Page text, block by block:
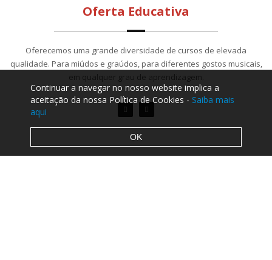
Oferta Educativa
Oferecemos uma grande diversidade de cursos de elevada
qualidade. Para miúdos e graúdos, para diferentes gostos musicais,
em qualquer grau de aprendizagem.
Continuar a navegar no nosso website implica a
aceitação da nossa Política de Cookies - Saiba mais
aqui
OK